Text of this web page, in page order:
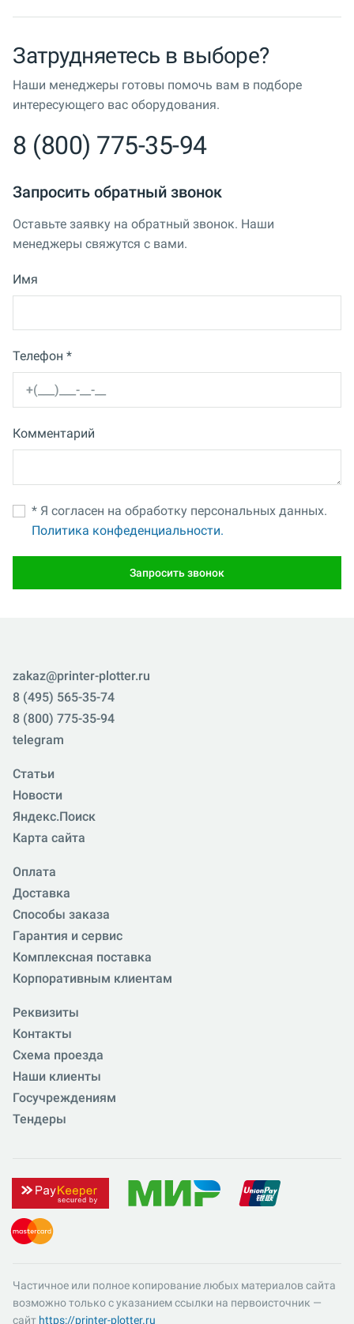
Затрудняетесь в выборе?
Наши менеджеры готовы помочь вам в подборе
интересующего вас оборудования.
8 (800) 775-35-94
Запросить обратный звонок
Оставьте заявку на обратный звонок. Наши
менеджеры свяжутся с вами.
Имя
Телефон *
Комментарий
* Я согласен на обработку персональных данных.
Политика конфеденциальности.
Запросить звонок
zakaz@printer-plotter.ru
8 (495) 565-35-74
8 (800) 775-35-94
telegram
Статьи
Новости
Яндекс.Поиск
Карта сайта
Оплата
Доставка
Способы заказа
Гарантия и сервис
Комплексная поставка
Корпоративным клиентам
Реквизиты
Контакты
Схема проезда
Наши клиенты
Госучреждениям
Тендеры
Частичное или полное копирование любых материалов сайта
возможно только с указанием ссылки на первоисточник —
сайт https://printer-plotter.ru